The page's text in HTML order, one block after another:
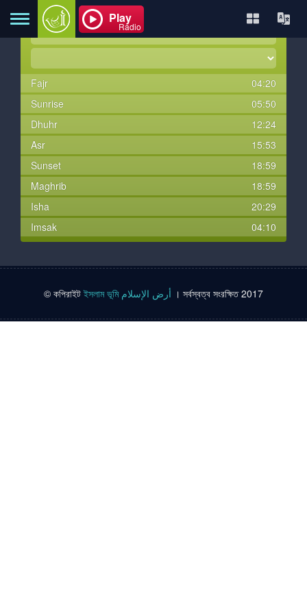
সম্বন্ধে
যোগাযোগ
বই
Play
Radio
Fajr
04:20
Sunrise
05:50
Dhuhr
12:24
Asr
15:53
Sunset
18:59
Maghrib
18:59
Isha
20:29
Imsak
04:10
© কপিরাইট । সর্বস্বত্ব সংরক্ষিত 2017